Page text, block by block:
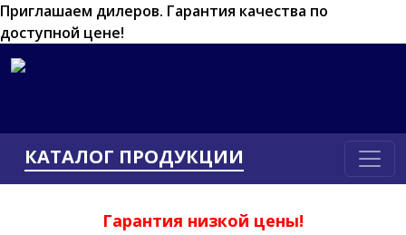
Приглашаем дилеров. Гарантия качества по
доступной цене!
КАТАЛОГ ПРОДУКЦИИ
Гарантия низкой цены!